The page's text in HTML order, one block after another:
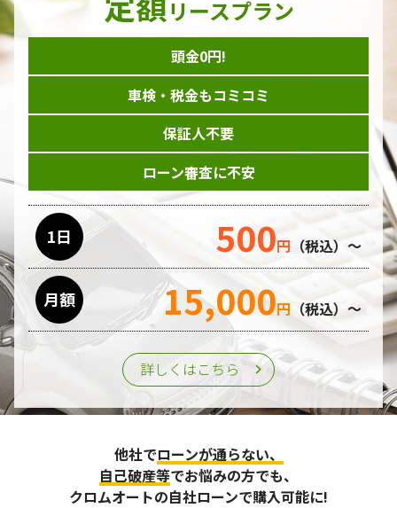
リースプラン
頭金0円!
車検・税金もコミコミ
保証人不要
ローン審査に不安
1日 500円 （税込）～
月額 15,000円 （税込）～
詳しくはこちら
他社でローンが通らない、
自己破産等でお悩みの方でも、
クロムオートの自社ローンで購入可能に!